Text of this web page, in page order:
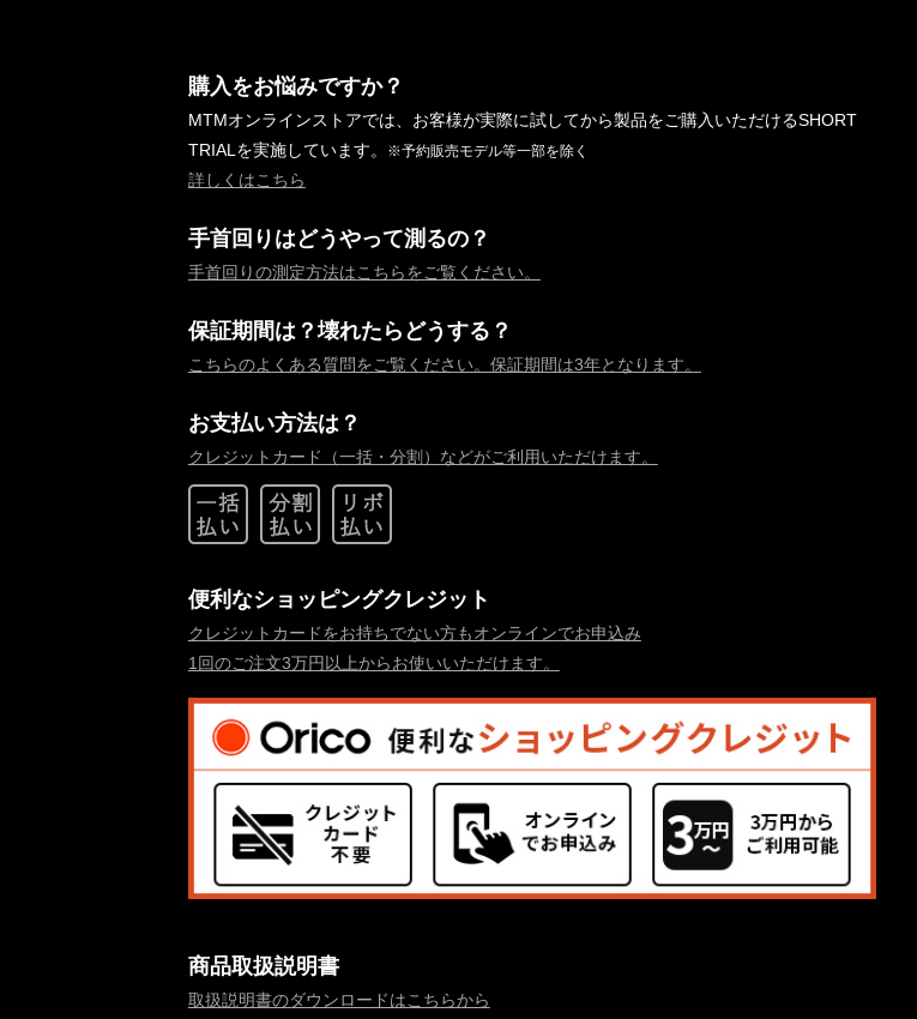
購入をお悩みですか？
MTMオンラインストアでは、お客様が実際に試してから製品をご購入いただけるSHORT
TRIALを実施しています。
※予約販売モデル等一部を除く
詳しくはこちら
手首回りはどうやって測るの？
手首回りの測定方法はこちらをご覧ください。
保証期間は？壊れたらどうする？
こちらのよくある質問をご覧ください。保証期間は3年となります。
お支払い方法は？
クレジットカード（一括・分割）などがご利用いただけます。
便利なショッピングクレジット
クレジットカードをお持ちでない方もオンラインでお申込み
1回のご注文3万円以上からお使いいただけます。
商品取扱説明書
取扱説明書のダウンロードはこちらから